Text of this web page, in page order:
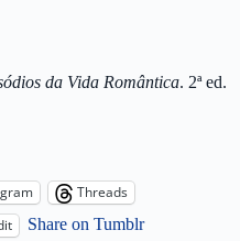
da Vida Romântica. 2ª ed.
Threads
Share on Tumblr